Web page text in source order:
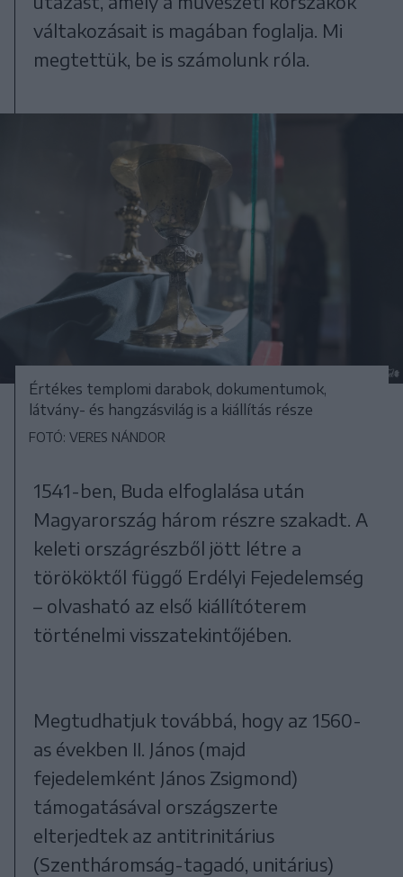
váltakozásait is magában foglalja. Mi
megtettük, be is számolunk róla.
Értékes templomi darabok, dokumentumok,
látvány- és hangzásvilág is a kiállítás része
FOTÓ: VERES NÁNDOR
1541-ben, Buda elfoglalása után
Magyarország három részre szakadt. A
keleti országrészből jött létre a
törököktől függő Erdélyi Fejedelemség
– olvasható az első kiállítóterem
történelmi visszatekintőjében.
Megtudhatjuk továbbá, hogy az 1560-
as években II. János (majd
fejedelemként János Zsigmond)
támogatásával országszerte
elterjedtek az antitrinitárius
(Szentháromság-tagadó, unitárius)